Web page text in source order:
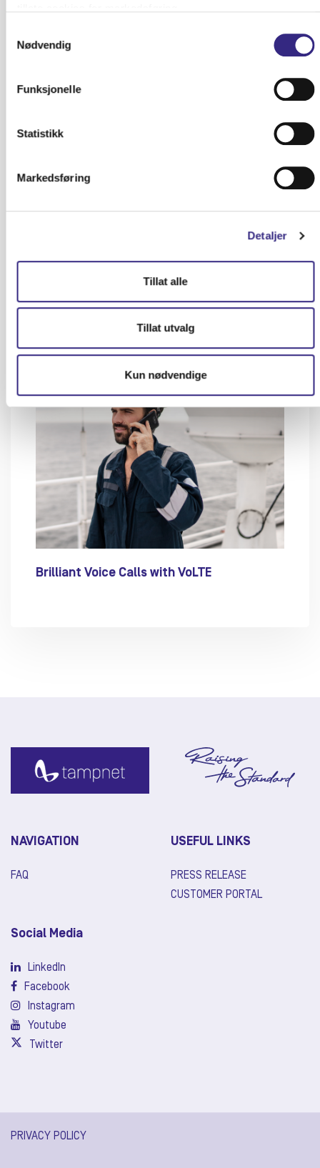
Nødvendig
Funksjonelle
Statistikk
Markedsføring
Detaljer
Tillat alle
Tillat utvalg
Kun nødvendige
Norway's digital continental shelf: The
Brilliant Voice Calls with VoLTE
NAVIGATION
FAQ
USEFUL LINKS
PRESS RELEASE
CUSTOMER PORTAL
Social Media
LinkedIn
Facebook
Instagram
Youtube
Twitter
PRIVACY POLICY